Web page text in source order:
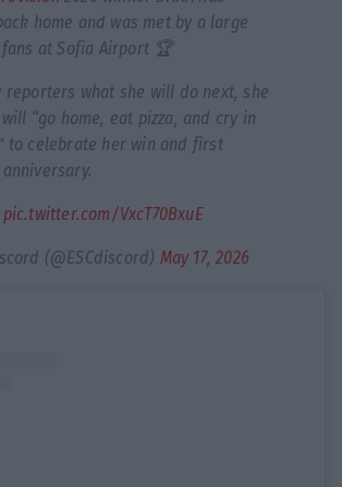
home and was met by a large
at Sofia Airport 🏆
reporters what she will do next, she
“go home, eat pizza, and cry in
to celebrate her win and first
pic.twitter.com/VxcT70BxuE
(@ESCdiscord) May 17, 2026